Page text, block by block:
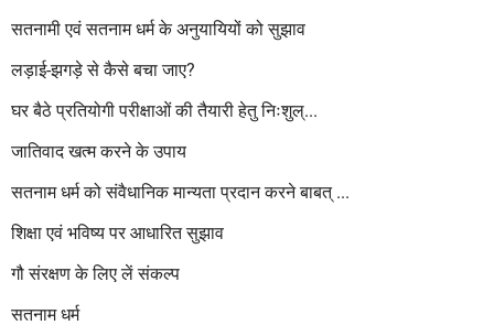
सतनामी एवं सतनाम धर्म के अनुयायियों को सुझाव
लड़ाई-झगड़े से कैसे बचा जाए?
घर बैठे प्रतियोगी परीक्षाओं की तैयारी हेतु निःशुल्...
जातिवाद खत्म करने के उपाय
सतनाम धर्म को संवैधानिक मान्यता प्रदान करने बाबत् ...
शिक्षा एवं भविष्य पर आधारित सुझाव
गौ संरक्षण के लिए लें संकल्प
सतनाम धर्म